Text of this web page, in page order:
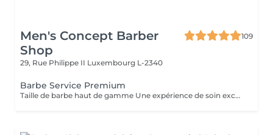
Men's Concept Barber
Shop
109
29, Rue Philippe II Luxembourg L-2340
Barbe Service Premium
Taille de barbe haut de gamme Une expérience de soin exceptionnelle. Ce soin comprend la mise en forme et le contour de la barbe, l'application d'une serviette chaude pour un confort optimal, un massage facial relaxant et une finition avec des produits de qualité supérieure, pour un résultat impeccable et un moment de pur bien-être.